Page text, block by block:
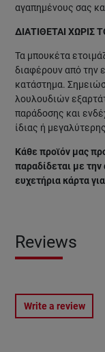
αγαπημένους σας
ΔΙΑΤΙΘΕΤΑΙ ΧΩΡΙΣ
Τα μπουκέτα
διαφέρουν από την
κατάστημα.
λουλουδιών
παράδοσης και
ίδιας ή
Κάθε προϊόν μας
παραδίδεται με
ευχετήρια κάρτα
Reviews
Write a review